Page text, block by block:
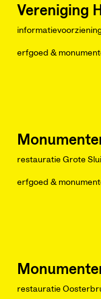
Vereniging
erfgoed &
restauratie Grote
erfgoed &
restauratie